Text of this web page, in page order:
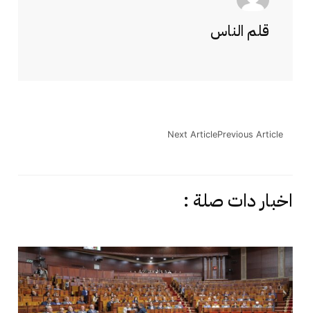
قلم الناس
Previous Article
Next Article
اخبار دات صلة :